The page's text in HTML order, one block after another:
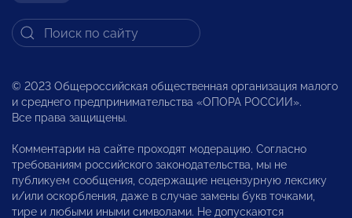
© 2023 Общероссийская общественная организация малого
и среднего предпринимательства «ОПОРА РОССИИ».
Все права защищены.
Комментарии на сайте проходят модерацию. Согласно
требованиям российского законодательства, мы не
публикуем сообщения, содержащие нецензурную лексику
и/или оскорбления, даже в случае замены букв точками,
тире и любыми иными символами. Не допускаются